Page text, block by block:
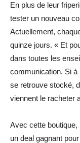
En plus de leur
tester un nouveau
Actuellement,
quinze jours. « Et
dans toutes les
communication. Si à
se retrouve stocké,
viennent le racheter
Avec cette
un deal gagnant